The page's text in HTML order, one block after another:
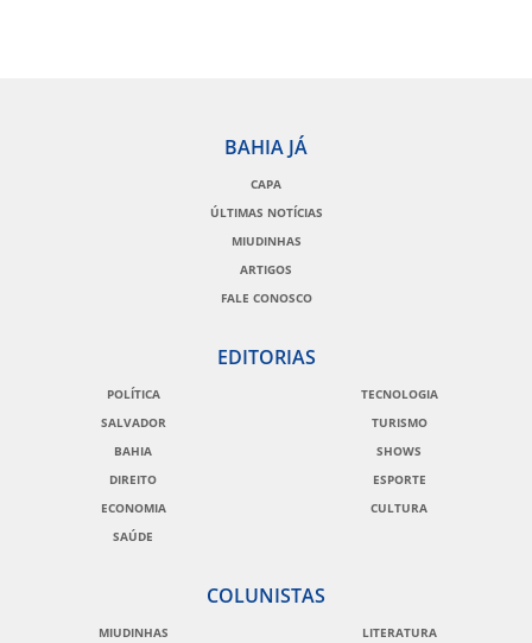
BAHIA JÁ
CAPA
ÚLTIMAS NOTÍCIAS
MIUDINHAS
ARTIGOS
FALE CONOSCO
EDITORIAS
POLÍTICA
SALVADOR
BAHIA
DIREITO
ECONOMIA
SAÚDE
TECNOLOGIA
TURISMO
SHOWS
ESPORTE
CULTURA
COLUNISTAS
MIUDINHAS
LITERATURA